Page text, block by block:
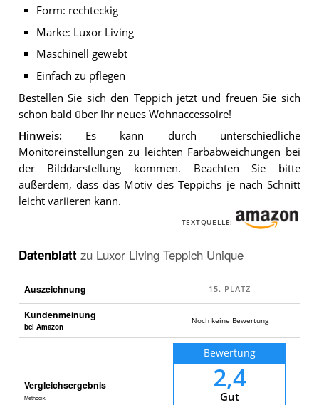
Form: rechteckig
Marke: Luxor Living
Maschinell gewebt
Einfach zu pflegen
Bestellen Sie sich den Teppich jetzt und freuen Sie sich
schon bald über Ihr neues Wohnaccessoire!
Hinweis: Es kann durch unterschiedliche
Monitoreinstellungen zu leichten Farbabweichungen bei
der Bilddarstellung kommen. Beachten Sie bitte
außerdem, dass das Motiv des Teppichs je nach Schnitt
leicht variieren kann.
TEXTQUELLE:
Datenblatt zu Luxor Living Teppich Unique
Auszeichnung
Kundenmeinung
bei Amazon
Noch keine Bewertung
Vergleichsergebnis
Methodik
Bewertung
2,4
Gut